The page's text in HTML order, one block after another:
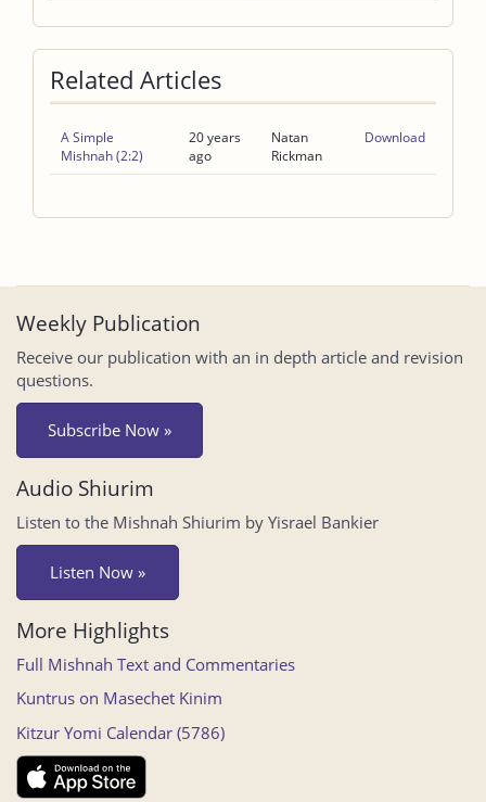
Related Articles
A Simple
Mishnah (2:2)
20 years
ago
Natan
Rickman
Download
Weekly Publication
Receive our publication with an in depth article and revision
questions.
Subscribe Now »
Audio Shiurim
Listen to the Mishnah Shiurim by Yisrael Bankier
Listen Now »
More Highlights
Full Mishnah Text and Commentaries
Kuntrus on Masechet Kinim
Kitzur Yomi Calendar (5786)